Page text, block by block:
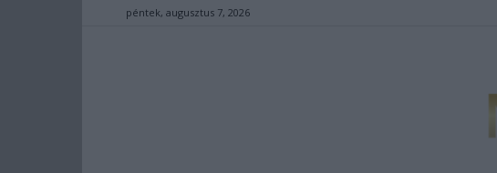
péntek, augusztus 7, 2026